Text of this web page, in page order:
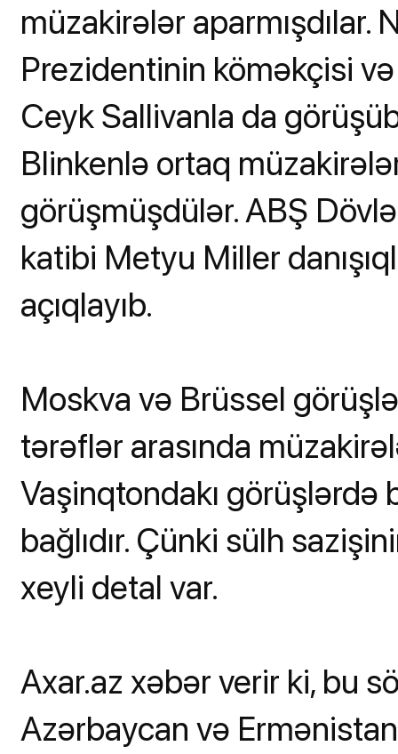
müzakirələr aparmışdılar.
Prezidentinin köməkçisi
Ceyk Sallivanla da
Blinkenlə ortaq
görüşmüşdülər. ABŞ
katibi Metyu Miller
açıqlayıb.
Moskva və Brüssel
tərəflər arasında
Vaşinqtondakı görüşlərdə
bağlıdır. Çünki sülh
xeyli detal var.
Axar.az xəbər verir ki, bu
Azərbaycan və